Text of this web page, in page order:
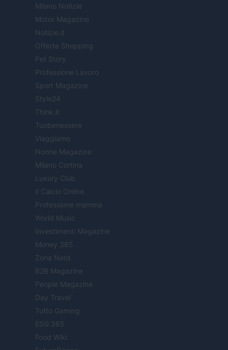
Milano Notizie
Motor Magazine
Notizie.it
Offerte Shopping
Pet Story
Professione Lavoro
Sport Magazine
Style24
Think.it
Tuobenessere
Viaggiamo
Nonne Magazine
Milano Cortina
Luxury Club
Il Calcio Online
Professione mamma
World Music
Investimenti Magazine
Money 365
Zona Nerd
B2B Magazine
People Magazine
Day Travel
Tutto Gaming
ESG 365
Food Wiki